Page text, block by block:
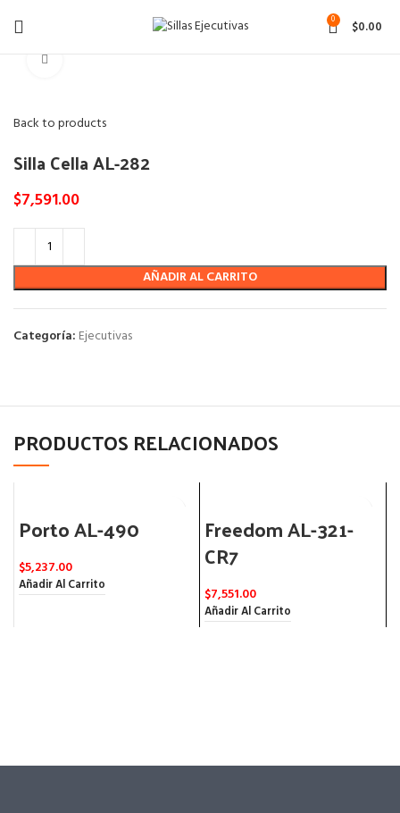
0 $0.00
Back to products
Silla Cella AL-282
$7,591.00
AÑADIR AL CARRITO
Categoría: Ejecutivas
PRODUCTOS RELACIONADOS
Porto AL-490
$5,237.00
Añadir Al Carrito
Freedom AL-321-
CR7
$7,551.00
Añadir Al Carrito